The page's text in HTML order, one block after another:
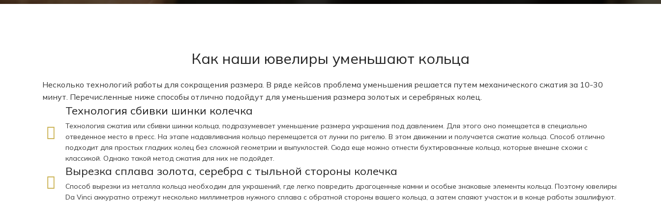
Как наши ювелиры уменьшают кольца
Несколько технологий работы для сокращения размера. В ряде кейсов проблема уменьшения решается путем механического сжатия за 10-30
минут. Перечисленные ниже способы отлично подойдут для уменьшения размера золотых и серебряных колец.
Технология сбивки шинки колечка
Технология сжатия или сбивки шинки кольца, подразумевает уменьшение размера украшения под давлением. Для этого оно помещается в специально
отведенное место в пресс. На этапе надавливания кольцо перемещается от лунки по ригелю. В этом движении и получается сжатие кольца. Способ отлично
подходит для простых гладких колец без сложной геометрии и выпуклостей. Сюда еще можно отнести бухтированные кольца, которые внешне схожи с
классикой. Однако такой метод сжатия для них не подойдет.
Вырезка сплава золота, серебра с тыльной стороны колечка
Способ вырезки из металла кольца необходим для украшений, где легко повредить драгоценные камни и особые знаковые элементы кольца. Поэтому ювелиры
Da Vinci аккуратно отрежут несколько миллиметров нужного сплава с обратной стороны вашего кольца, а затем спаяют участок и в конце работы зашлифуют.